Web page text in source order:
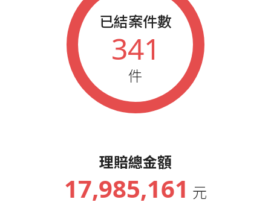
已結案件數
341
件
理賠總金額
17,985,161 元